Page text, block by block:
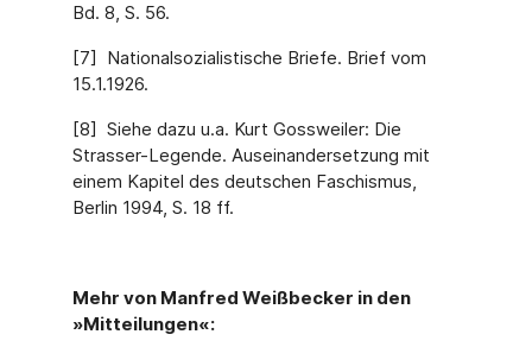
Bd. 8, S. 56.
[7] Nationalsozialistische Briefe. Brief vom
15.1.1926.
[8] Siehe dazu u.a. Kurt Gossweiler: Die
Strasser-Legende. Auseinandersetzung mit
einem Kapitel des deutschen Faschismus,
Berlin 1994, S. 18 ff.
Mehr von Manfred Weißbecker in den
»Mitteilungen«: